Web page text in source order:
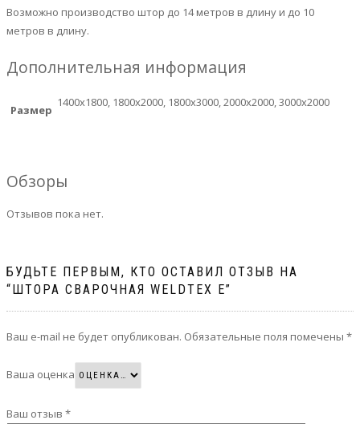
Возможно производство штор до 14 метров в длину и до 10
метров в длину.
Дополнительная информация
Размер
1400х1800, 1800х2000, 1800х3000, 2000х2000, 3000х2000
Обзоры
Отзывов пока нет.
БУДЬТЕ ПЕРВЫМ, КТО ОСТАВИЛ ОТЗЫВ НА
“ШТОРА СВАРОЧНАЯ WELDTEX E”
Ваш e-mail не будет опубликован. Обязательные поля помечены *
Ваша оценка
Ваш отзыв *